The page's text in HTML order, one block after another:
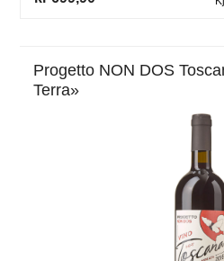
Progetto NON DOS
Terra»